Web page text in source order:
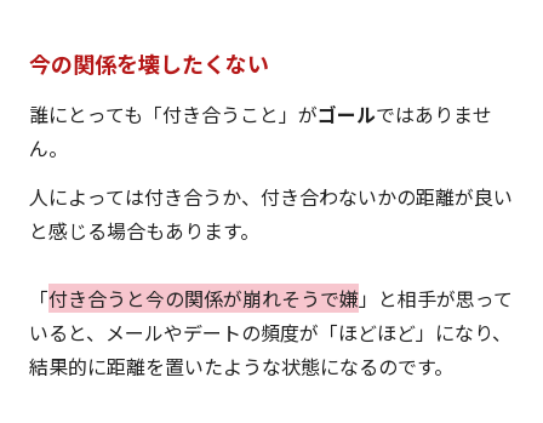
今の関係を壊したくない
誰にとっても「付き合うこと」がゴールではありませ
ん。
人によっては付き合うか、付き合わないかの距離が良い
と感じる場合もあります。
「付き合うと今の関係が崩れそうで嫌」と相手が思って
いると、メールやデートの頻度が「ほどほど」になり、
結果的に距離を置いたような状態になるのです。